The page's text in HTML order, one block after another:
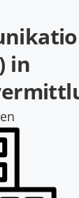
in